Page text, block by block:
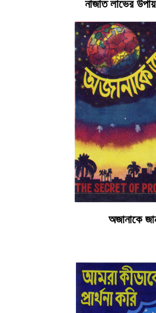
নাজাত লাভের
অজানাকে